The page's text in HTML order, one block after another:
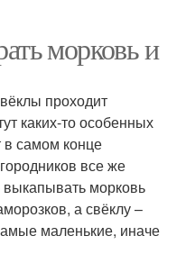
морковь и
проходит
каких-то особенных
самом конце
все же
морковь
а свёклу –
маленькие, иначе